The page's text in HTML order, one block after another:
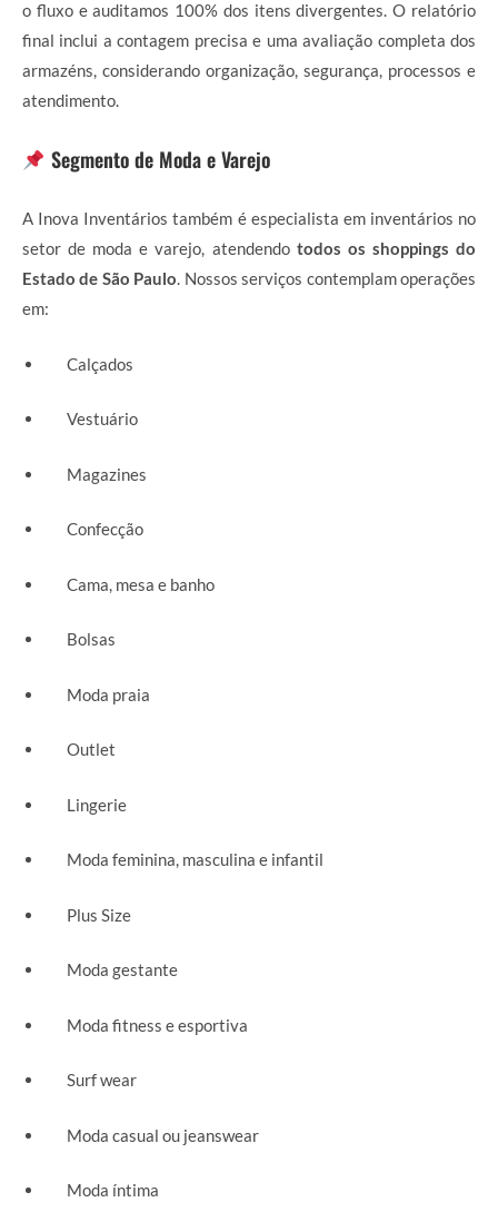
o fluxo e auditamos 100% dos itens divergentes. O relatório
final inclui a contagem precisa e uma avaliação completa dos
armazéns, considerando organização, segurança, processos e
atendimento.
Segmento de Moda e Varejo
A Inova Inventários também é especialista em inventários no
setor de moda e varejo, atendendo todos os shoppings do
Estado de São Paulo. Nossos serviços contemplam operações
em:
Calçados
Vestuário
Magazines
Confecção
Cama, mesa e banho
Bolsas
Moda praia
Outlet
Lingerie
Moda feminina, masculina e infantil
Plus Size
Moda gestante
Moda fitness e esportiva
Surf wear
Moda casual ou jeanswear
Moda íntima